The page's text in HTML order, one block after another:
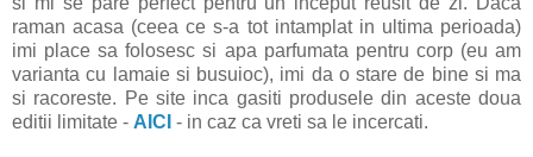
raman acasa (ceea ce s-a tot intamplat in ultima perioada)
imi place sa folosesc si apa parfumata pentru corp (eu am
varianta cu lamaie si busuioc), imi da o stare de bine si ma
si racoreste. Pe site inca gasiti produsele din aceste doua
editii limitate - AICI - in caz ca vreti sa le incercati.